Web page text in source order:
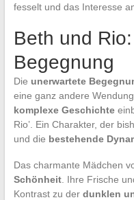
fesselt und das Interesse
Beth und
Begegnung
Die unerwartete
eine ganz andere
komplexe Geschichte
Rio’. Ein Charakter, der
und die bestehende
Das charmante Mädchen
Schönheit. Ihre Frische
Kontrast zu der dunklen